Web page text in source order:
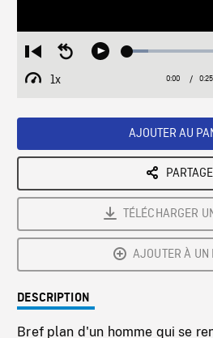
Restart
from
beginning
Seek
Play Loaded:
1x
Playback
Current
0:00 / 0:25
AJOUTER AU
TÉLÉCHARGER
AJOUTER À UN
DESCRIPTION
Bref plan d'un homme qui se